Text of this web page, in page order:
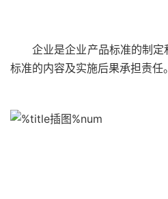
企业是企业产品标准的制定
标准的内容及实施后果承担责任。